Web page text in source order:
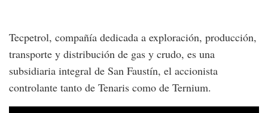
Tecpetrol, compañía dedicada a exploración, producción,
transporte y distribución de gas y crudo, es una
subsidiaria integral de San Faustín, el accionista
controlante tanto de Tenaris como de Ternium.